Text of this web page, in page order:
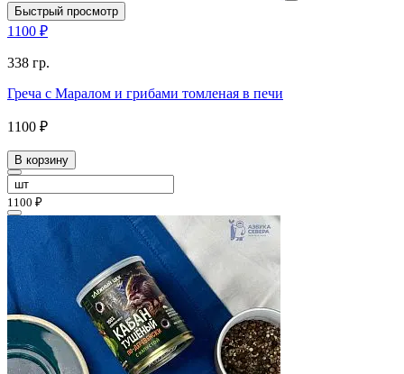
Быстрый просмотр
1100 ₽
338 гр.
Греча с Маралом и грибами томленая в печи
1100 ₽
В корзину
1100 ₽